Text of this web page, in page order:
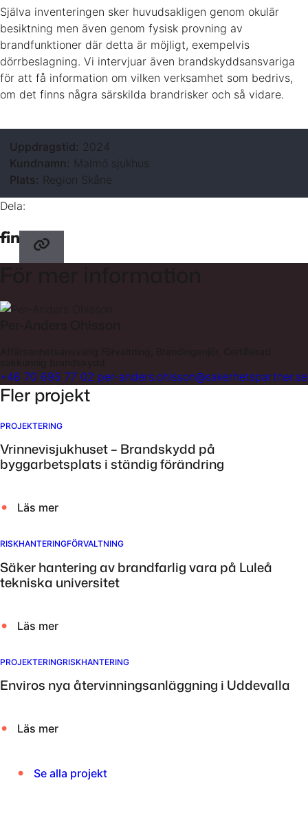
Själva inventeringen sker huvudsakligen genom okulär
besiktning men även genom fysisk provning av
brandfunktioner där detta är möjligt, exempelvis
dörrbeslagning. Vi intervjuar även brandskyddsansvariga
för att få information om vilken verksamhet som bedrivs,
om det finns några särskilda brandrisker och så vidare.
Uppdragstid: 2024
Kundnamn: Malmö sjukhus
Plats: Region Skåne
Dela:
+46 70 695 77 02 per-anders.ohlsson@sakerhetspartner.se
Fler projekt
Se alla projekt
Vrinnevisjukhuset – Brandskydd på
byggarbetsplats i ständig förändring
Läs mer
PROJEKTERING
Säker hantering av brandfarlig vara på Luleå
tekniska universitet
Läs mer
RISKHANTERINGFÖRVALTNING
Enviros nya återvinningsanläggning i Uddevalla
Läs mer
PROJEKTERINGRISKHANTERING